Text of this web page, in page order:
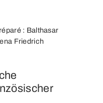
: Balthasar
Friedrich